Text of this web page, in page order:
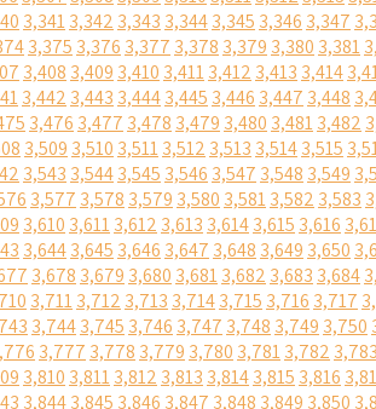
3,3413,342 3,343 3,3443,345 3,346 3,347
3,375 3,376 3,377 3,378 3,379 3,380 3,381
3,408 3,409 3,410 3,4113,412 3,413 3,414
3,442 3,443 3,4443,445 3,446 3,447 3,448
3,476 3,477 3,478 3,479 3,480 3,4813,482
3,509 3,510 3,5113,512 3,513 3,5143,515
3,543 3,5443,545 3,546 3,547 3,548 3,549
3,577 3,578 3,579 3,580 3,5813,582 3,583
3,610 3,6113,612 3,613 3,6143,615 3,616
3,6443,645 3,646 3,647 3,648 3,649 3,650
3,678 3,679 3,680 3,6813,682 3,683 3,684
3,7113,712 3,713 3,7143,715 3,716 3,717
3,7443,745 3,746 3,747 3,748 3,749 3,750
3,777 3,778 3,779 3,780 3,7813,782 3,783
3,810 3,8113,812 3,813 3,8143,815 3,816
3,8443,845 3,846 3,847 3,848 3,849 3,850